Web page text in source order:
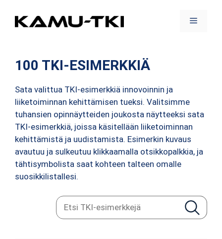
sisältöön
Valikko
100 TKI-ESIMERKKIÄ
Sata valittua TKI-esimerkkiä innovoinnin ja
liiketoiminnan kehittämisen tueksi. Valitsimme
tuhansien opinnäytteiden joukosta näytteeksi sata
TKI-esimerkkiä, joissa käsitellään liiketoiminnan
kehittämistä ja uudistamista. Esimerkin kuvaus
avautuu ja sulkeutuu klikkaamalla otsikkopalkkia, ja
tähtisymbolista saat kohteen talteen omalle
suosikkilistallesi.
Etsi